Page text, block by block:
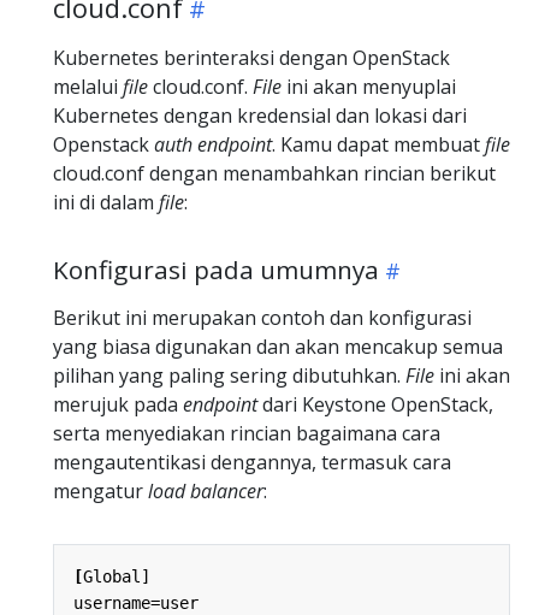
cloud.conf
Kubernetes berinteraksi dengan OpenStack
melalui filecloud.conf. File ini akan menyuplai
Kubernetes dengan kredensial dan lokasi dari
Openstackauth endpoint. Kamu dapat membuatfile
cloud.conf dengan menambahkan rincian berikut
ini di dalam file:
Konfigurasi pada umumnya
Berikut ini merupakan contoh dan konfigurasi
yang biasa digunakan dan akan mencakup semua
pilihan yang paling sering dibutuhkan. File ini akan
merujuk pada endpointdari Keystone OpenStack,
serta menyediakan rincian bagaimana cara
mengautentikasi dengannya, termasuk cara
mengaturload balancer:
[Global]
username=user